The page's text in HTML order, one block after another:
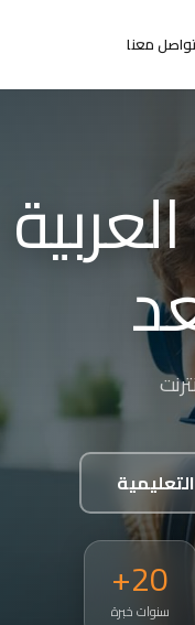
تواصل معنا
20+
سنوات خبرة